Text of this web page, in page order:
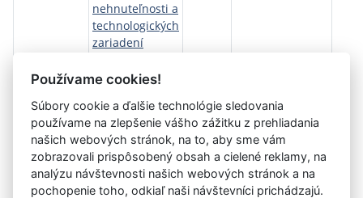
nehnuteľnosti a
technologických
zariadení
161/17/098/22
1Aktuálna
stránka
1
2 3 4 5 6 7 8 9 10
»
Používame cookies!
Súbory cookie a ďalšie technológie sledovania
používame na zlepšenie vášho zážitku z prehliadania
našich webových stránok, na to, aby sme vám
zobrazovali prispôsobený obsah a cielené reklamy, na
analýzu návštevnosti našich webových stránok a na
pochopenie toho, odkiaľ naši návštevníci prichádzajú.